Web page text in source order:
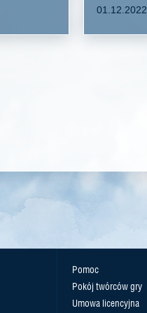
01.12.2022
Pomoc
Pokój twórców gry
Umowa licencyjna